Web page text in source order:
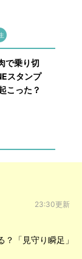
で乗り切
スタンプ
こった？
23:30更新
「見守り瞬足」